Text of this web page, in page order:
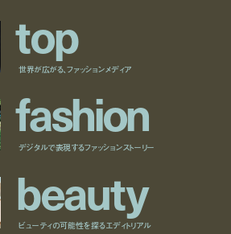
top
世界が広がる、ファッションメディア
fashion
デジタルで表現するファッションストーリー
beauty
ビューティの可能性を探るエディトリアル